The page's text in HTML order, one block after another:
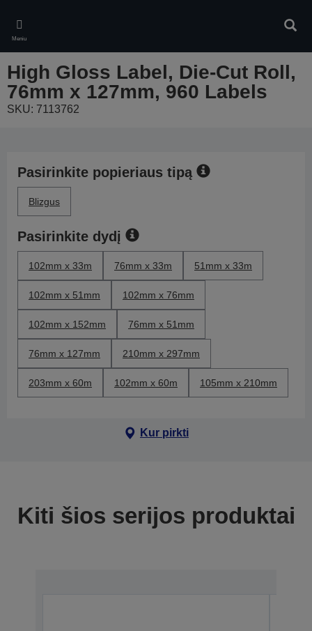
main
content
Meniu
High Gloss Label, Die-Cut Roll,
76mm x 127mm, 960 Labels
SKU: 7113762
Pasirinkite popieriaus tipą
Blizgus
Pasirinkite dydį
102mm x 33m 76mm x 33m 51mm x 33m
102mm x 51mm 102mm x 76mm
102mm x 152mm 76mm x 51mm
76mm x 127mm 210mm x 297mm
203mm x 60m 102mm x 60m 105mm x 210mm
Kur pirkti
Kiti šios serijos produktai